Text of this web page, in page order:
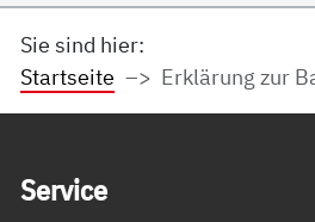
Sie sind hier:
Startseite
Erklärung zur
Ser­vice